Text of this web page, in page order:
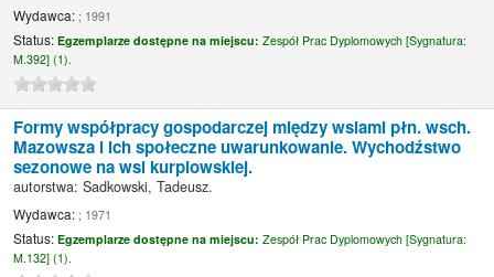
Wydawca: ; 1991
Status:Egzemplarze dostępne na miejscu:Zespół Prac Dyplomowych [Sygnatura:
M.392] (1).
Formy współpracy gospodarczej między wsiami płn. wsch.
Mazowsza i ich społeczne uwarunkowanie. Wychodźstwo
sezonowe na wsi kurpiowskiej.
autorstwa:Sadkowski, Tadeusz.
Wydawca: ; 1971
Status:Egzemplarze dostępne na miejscu:Zespół Prac Dyplomowych [Sygnatura:
M.132] (1).